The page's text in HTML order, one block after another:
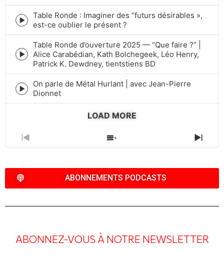
Episode
play
icon
Table Ronde : Imaginer des “futurs désirables »,
est-ce oublier le présent ?
Episode
play
Table Ronde d’ouverture 2025 — “Que faire ?” |
Alice Carabédian, Kath Bolchegeek, Léo Henry,
Patrick K. Dewdney, tientstiens BD
Episode
play
On parle de Métal Hurlant | avec Jean-Pierre
Dionnet
LOAD MORE
PREVIOUS
EPISODE
SHOW
EPISODES
NEXT
ABONNEMENTS PODCASTS
ABONNEZ-VOUS À NOTRE NEWSLETTER